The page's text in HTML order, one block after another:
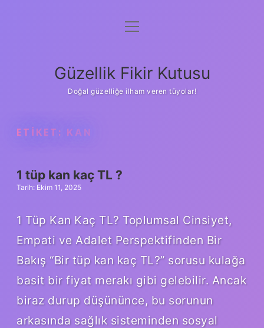
Anasayfa
Yasal Uyarı
menüyü
Güzellik Fikir Kutusu
Doğal güzelliğe ilham veren tüyolar!
ETIKET: KAN
1 tüp kan kaç TL ?
Tarih: Ekim 11, 2025
1 Tüp Kan Kaç TL? Toplumsal Cinsiyet,
Empati ve Adalet Perspektifinden Bir
Bakış “Bir tüp kan kaç TL?” sorusu kulağa
basit bir fiyat merakı gibi gelebilir. Ancak
biraz durup düşününce, bu sorunun
arkasında sağlık sisteminden sosyal